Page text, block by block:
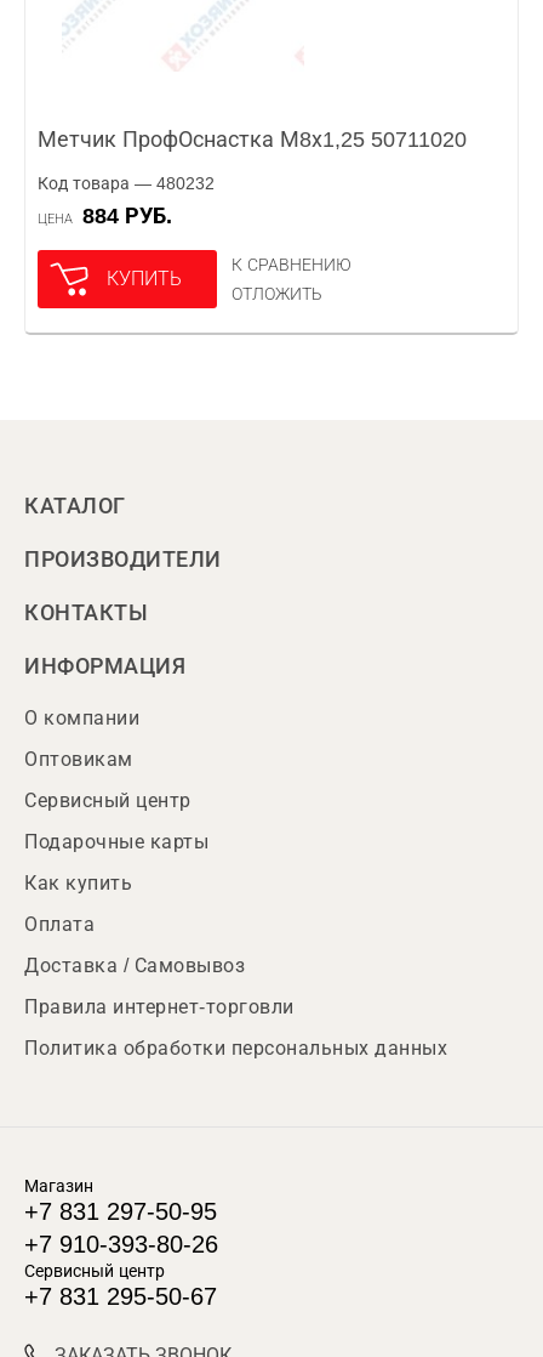
Метчик ПрофОснастка М8х1,25 50711020
Код товара — 480232
ЦЕНА 884 РУБ.
КУПИТЬ
К СРАВНЕНИЮ
ОТЛОЖИТЬ
КАТАЛОГ
ПРОИЗВОДИТЕЛИ
КОНТАКТЫ
ИНФОРМАЦИЯ
О компании
Оптовикам
Сервисный центр
Подарочные карты
Как купить
Оплата
Доставка / Самовывоз
Правила интернет-торговли
Политика обработки персональных данных
Магазин
+7 831 297-50-95
+7 910-393-80-26
Сервисный центр
+7 831 295-50-67